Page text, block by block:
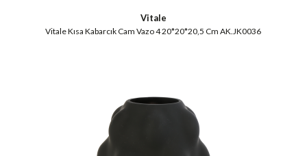
Vitale
Vitale Kısa Kabarcık Cam Vazo 4 20*20*20,5 Cm AK.JK0036